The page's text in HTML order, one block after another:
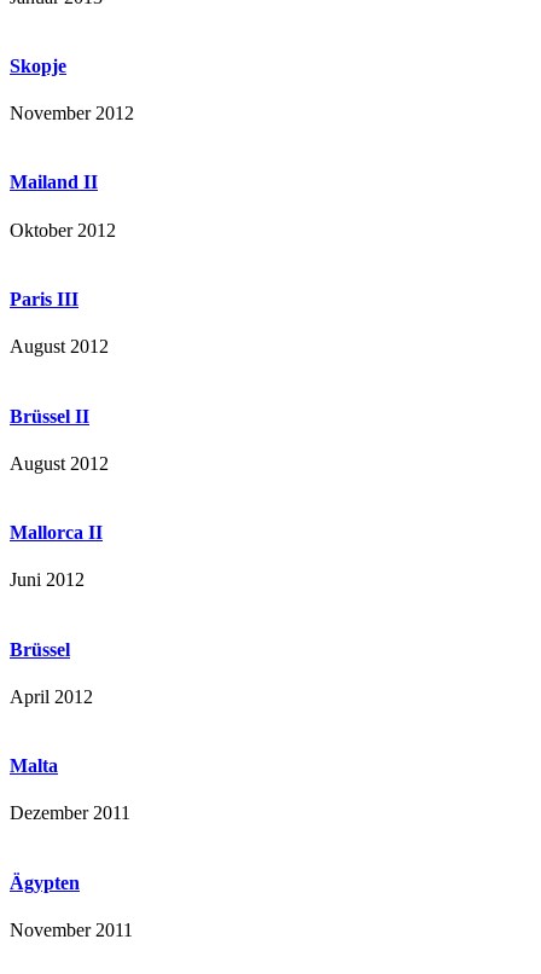
Skopje
November 2012
Mailand II
Oktober 2012
Paris III
August 2012
Brüssel II
August 2012
Mallorca II
Juni 2012
Brüssel
April 2012
Malta
Dezember 2011
Ägypten
November 2011